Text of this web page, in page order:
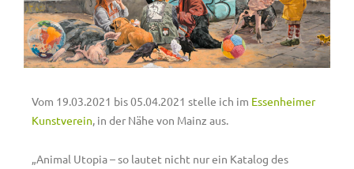
Vom 19.03.2021 bis 05.04.2021 stelle ich im Essenheimer
Kunstverein , in der Nähe von Mainz aus.
„Animal Utopia – so lautet nicht nur ein Katalog des